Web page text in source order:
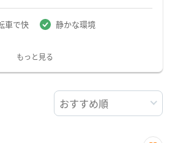
車で快
静かな環境
もっと見る